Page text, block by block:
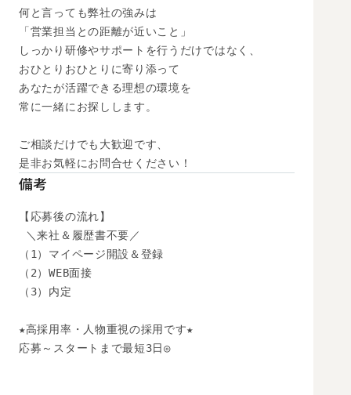
何と言っても弊社の強みは
「営業担当との距離が近いこと」
しっかり研修やサポートを行うだけではなく、
おひとりおひとりに寄り添って
あなたが活躍できる理想の環境を
常に一緒にお探しします。
ご相談だけでも大歓迎です、
是非お気軽にお問合せください！
備考
【応募後の流れ】
＼来社＆履歴書不要／
（1）マイページ開設＆登録
（2）WEB面接
（3）内定
★高採用率・人物重視の採用です★
応募～スタートまで最短3日◎